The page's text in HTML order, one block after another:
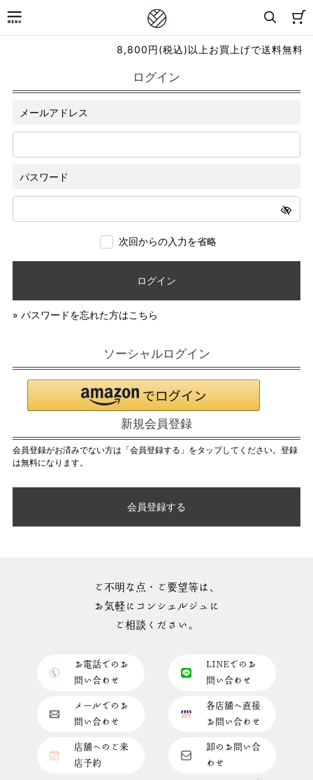
8,800円(税込)以上お買上げで送料無料
ログイン
メールアドレス
パスワード
次回からの入力を省略
ログイン
» パスワードを忘れた方はこちら
ソーシャルログイン
新規会員登録
会員登録がお済みでない方は「会員登録する」をタップしてください。登録
は無料になります。
会員登録する
ご不明な点・ご要望等は、
お気軽にコンシェルジュに
ご相談ください。
お電話でのお
問い合わせ
LINEでのお
問い合わせ
メールでのお
問い合わせ
各店舗へ直接
お問い合わせ
店舗へのご来
店予約
卸のお問い合
わせ